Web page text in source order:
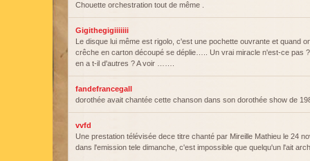
Chouette orchestration tout de même .
Gigithegigiiiiiii
Le disque lui même est rigolo, c'est une pochette ouvrante et quand
crêche en carton découpé se déplie….. Un vrai miracle n'est-ce pas
en a t-il d'autres ? A voir …….
fandefrancegall
dorothée avait chantée cette chanson dans son dorothée show de
vvfd
Une prestation télévisée dece titre chanté par Mireille Mathieu le 24
dans l'emission tele dimanche, c'est impossible que quelqu'un l'ait